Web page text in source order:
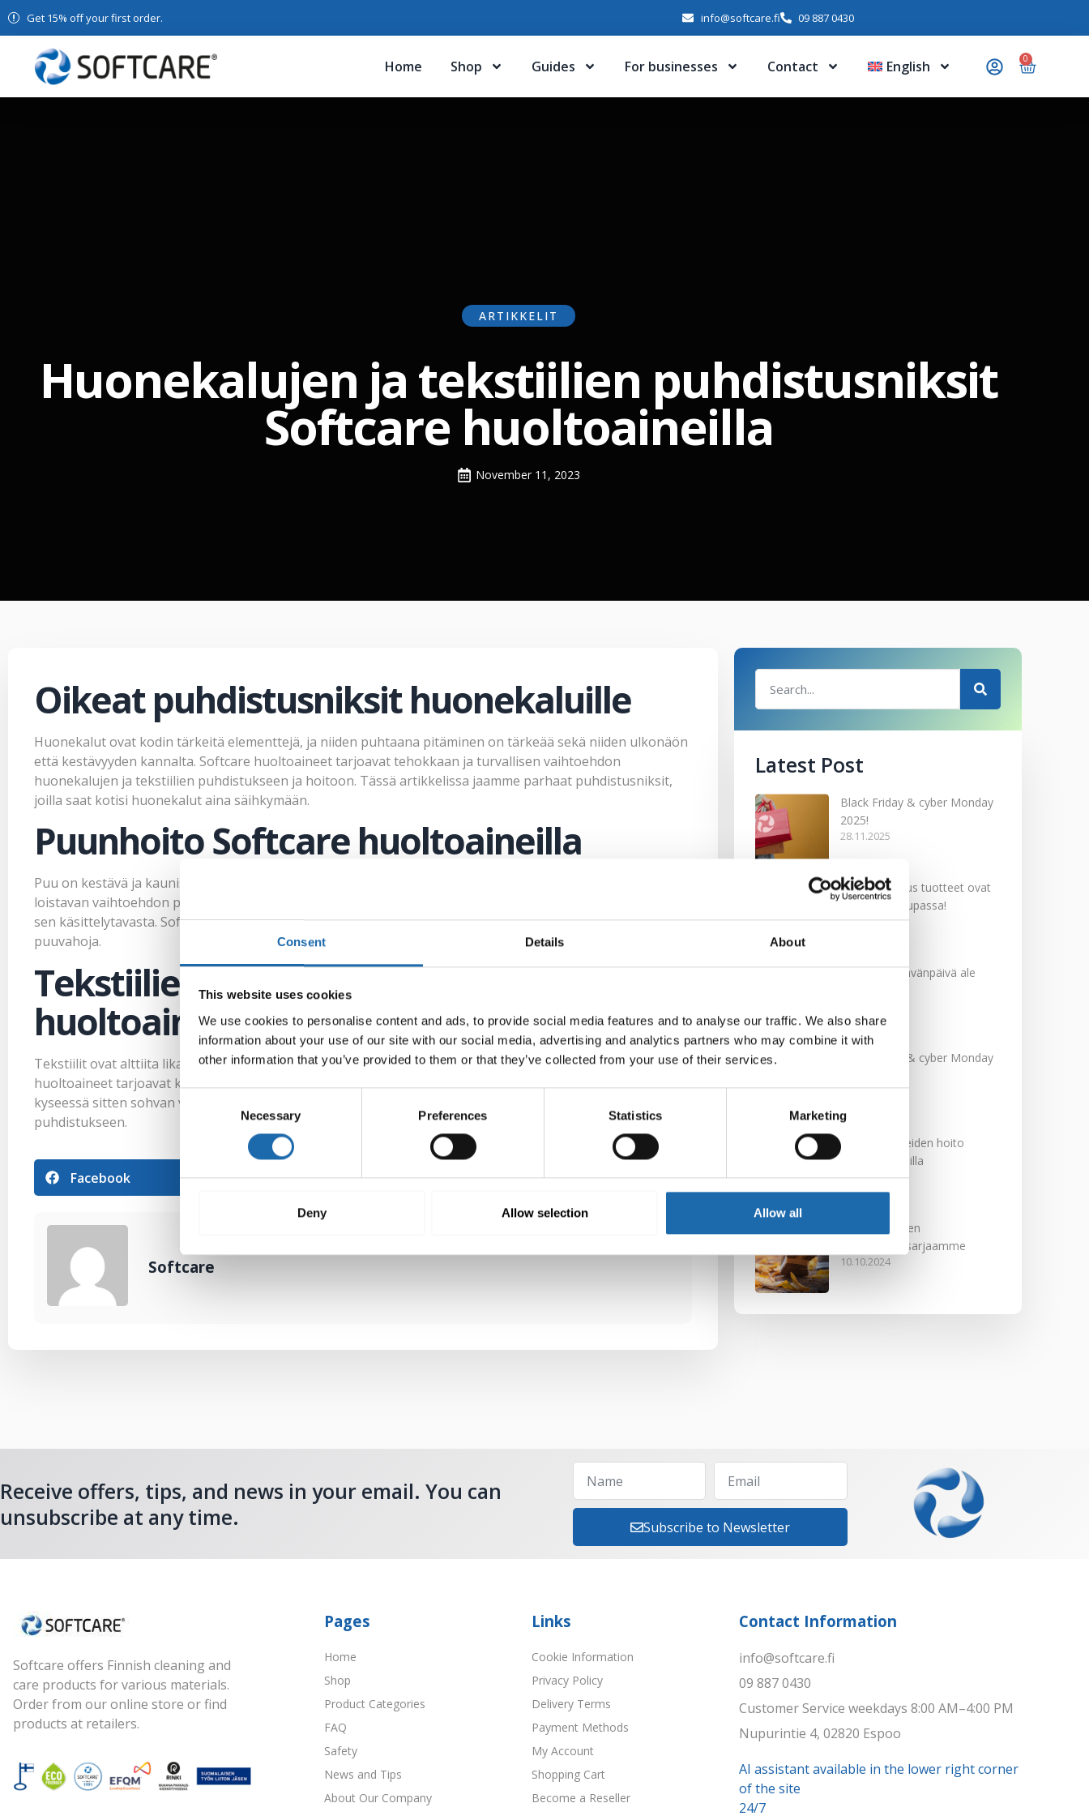
Consent Details About
This website uses cookies
We use cookies to personalise content and ads, to provide social media features and to analyse our traffic. We also share
information about your use of our site with our social media, advertising and analytics partners who may combine it with
other information that you’ve provided to them or that they’ve collected from your use of their services.
Necessary Preferences Statistics Marketing
Deny Allow selection Allow all
Get 15% off your first order. info@softcare.fi 09 887 0430
Home Shop Guides For businesses Contact English 0
ARTIKKELIT
Huonekalujen ja tekstiilien puhdistusniksit
Softcare huoltoaineilla
November 11, 2023
Oikeat puhdistusniksit huonekaluille
Huonekalut ovat kodin tärkeitä elementtejä, ja niiden puhtaana pitäminen on tärkeää sekä niiden ulkonäön
että kestävyyden kannalta. Softcare huoltoaineet tarjoavat tehokkaan ja turvallisen vaihtoehdon
huonekalujen ja tekstiilien puhdistukseen ja hoitoon. Tässä artikkelissa jaamme parhaat puhdistusniksit,
joilla saat kotisi huonekalut aina säihkymään.
Puunhoito Softcare huoltoaineilla
Puu on kestävä ja kaunis materiaali, jota käytetään usein huonekaluissa. Softcare huoltoaineet tarjoavat
loistavan vaihtoehdon puun puhdistukseen ja öljyämiseen. Puunhoitoon sopiva tuote riippuu puulajista ja
sen käsittelytavasta. Softcaren valikoimasta löydät erilaisia huoltoaineita, kuten puupuhdistusaineita ja
puuvahoja.
Tekstiilien puhdistus Softcare
huoltoaineilla
Tekstiilit ovat alttiita likaantumiselle ja tahroille, ja niiden puhdistaminen voi välillä olla haastavaa. Softcaren
huoltoaineet tarjoavat kuitenkin tehokkaan ja hellävaraisen tavan puhdistaa erilaisia tekstiilejä. Olipa
kyseessä sitten sohvan verhoilu tai matto, Softcaren valikoimasta löydät juuri oikean tuotteen tekstiilien
puhdistukseen.
Facebook Pinterest Twitter LinkedIn
Softcare
Latest Post
Black Friday & cyber Monday
2025!
28.11.2025
Kevään uutuus tuotteet ovat
nyt verkkokaupassa!
10.03.2025
Softcare Ystävänpäivä ale
Black Friday & cyber Monday
29.11.2024
Nahkakalusteiden hoito
Softcare aineilla
30.10.2024
Tutustu uuteen
kengänhoitosarjaamme
10.10.2024
Receive offers, tips, and news in your email. You can
unsubscribe at any time.
Subscribe to Newsletter
Softcare offers Finnish cleaning and
care products for various materials.
Order from our online store or find
products at retailers.
Pages
Home
Shop
Product Categories
FAQ
Safety
News and Tips
About Our Company
Links
Cookie Information
Privacy Policy
Delivery Terms
Payment Methods
My Account
Shopping Cart
Become a Reseller
Contact Information
info@softcare.fi
09 887 0430
Customer Service weekdays 8:00 AM–4:00 PM
Nupurintie 4, 02820 Espoo
AI assistant available in the lower right corner
of the site
24/7